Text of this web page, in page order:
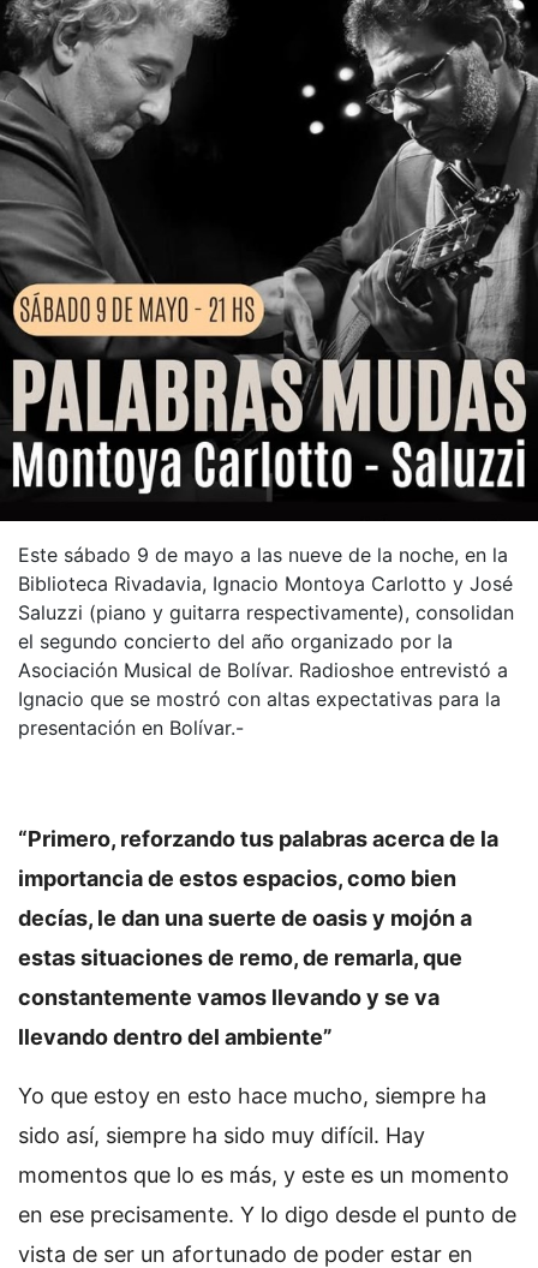
Este sábado 9 de mayo a las nueve de la noche, en la
Biblioteca Rivadavia, Ignacio Montoya Carlotto y José
Saluzzi (piano y guitarra respectivamente), consolidan
el segundo concierto del año organizado por la
Asociación Musical de Bolívar. Radioshoe entrevistó a
Ignacio que se mostró con altas expectativas para la
presentación en Bolívar.-
“Primero, reforzando tus palabras acerca de la
importancia de estos espacios, como bien
decías, le dan una suerte de oasis y mojón a
estas situaciones de remo, de remarla, que
constantemente vamos llevando y se va
llevando dentro del ambiente”
Yo que estoy en esto hace mucho, siempre ha
sido así, siempre ha sido muy difícil. Hay
momentos que lo es más, y este es un momento
en ese precisamente. Y lo digo desde el punto de
vista de ser un afortunado de poder estar en